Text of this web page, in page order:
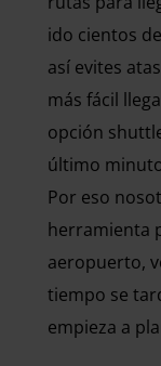
ido cientos
así evites
más fácil
opción
último
Por eso
herramienta
aeropuerto,
tiempo se
empieza a